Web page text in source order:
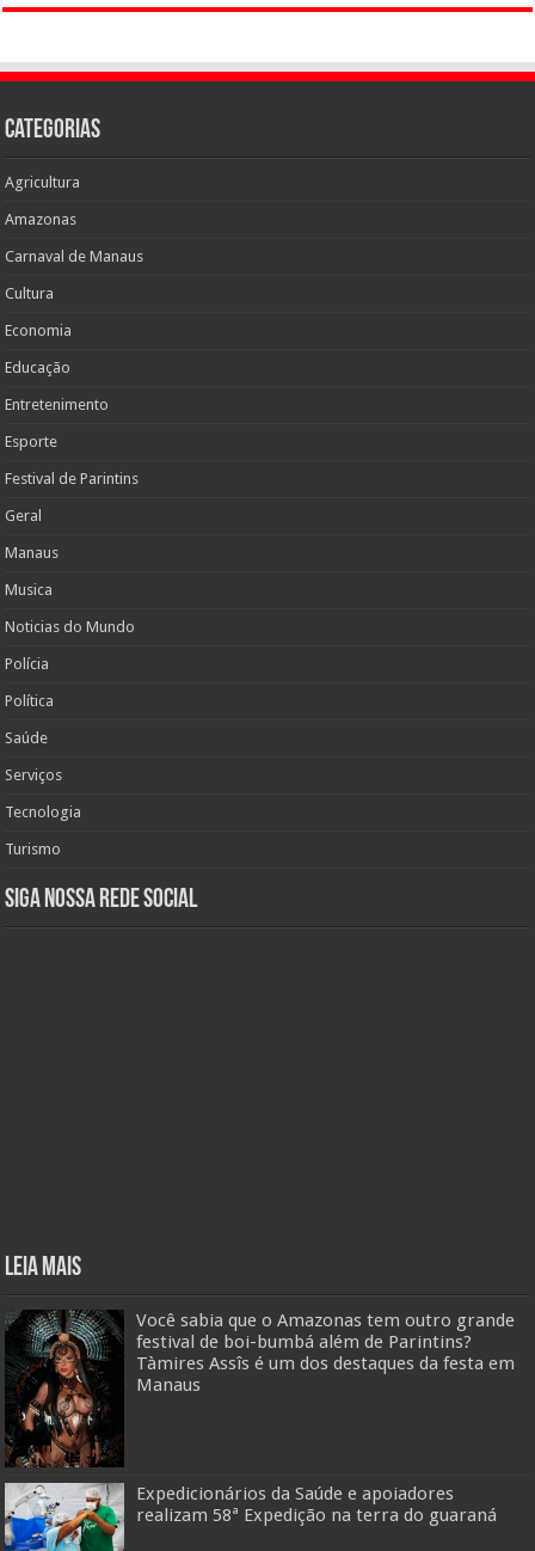
Categorias
Agricultura
Amazonas
Carnaval de Manaus
Cultura
Economia
Educação
Entretenimento
Esporte
Festival de Parintins
Geral
Manaus
Musica
Noticias do Mundo
Polícia
Política
Saúde
Serviços
Tecnologia
Turismo
Siga nossa rede social
Leia mais
Você sabia que o Amazonas tem outro grande
festival de boi-bumbá além de Parintins?
Tàmires Assîs é um dos destaques da festa em
Manaus
Expedicionários da Saúde e apoiadores
realizam 58ª Expedição na terra do guaraná